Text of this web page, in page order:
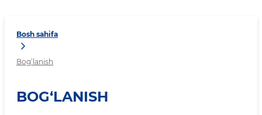
Bosh sahifa
Bog‘lanish
BOG‘LANISH